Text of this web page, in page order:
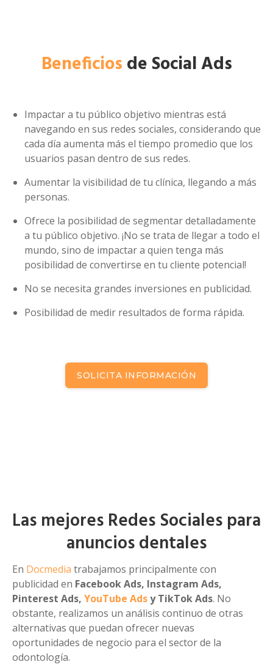
Beneficiosde Social Ads
Impactar a tu público objetivo mientras está
navegando en sus redes sociales, considerando que
cada día aumenta más el tiempo promedio que los
usuarios pasan dentro de sus redes.
Aumentar la visibilidad de tu clínica, llegando a más
personas.
Ofrece la posibilidad de segmentar detalladamente
a tu público objetivo. ¡No se trata de llegar a todo el
mundo, sino de impactar a quien tenga más
posibilidad de convertirse en tu cliente potencial!
No se necesita grandes inversiones en publicidad.
Posibilidad de medir resultados de forma rápida.
SOLICITA INFORMACIÓN
Las mejores Redes Sociales para
anuncios dentales
En Docmedia trabajamos principalmente con
publicidad en Facebook Ads, Instagram Ads,
Pinterest Ads, YouTube Adsy TikTok Ads. No
obstante, realizamos un análisis continuo de otras
alternativas que puedan ofrecer nuevas
oportunidades de negocio para el sector de la
odontología.